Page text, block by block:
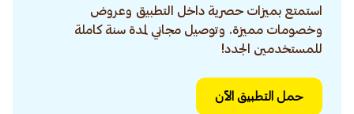
استمتع بميزات حصرية داخل التطبيق وعروض
وخصومات مميزة. وتوصيل مجاني لمدة سنة كاملة
للمستخدمين الجدد!
حمل التطبيق الآن